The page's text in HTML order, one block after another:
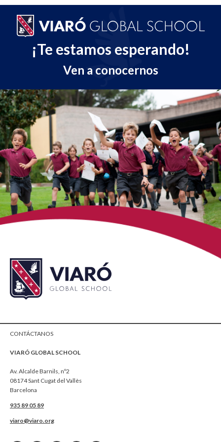
¡Te estamos esperando!
Ven a conocernos
CONTÁCTANOS
VIARÓ GLOBAL SCHOOL
Av. Alcalde Barnils, nº2
08174 Sant Cugat del Vallès
Barcelona
935 89 05 89
viaro@viaro.org